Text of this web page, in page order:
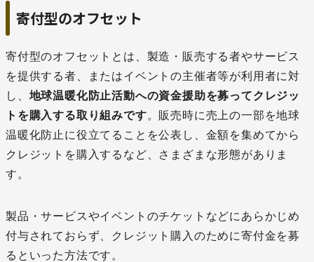
寄付型のオフセット
寄付型のオフセットとは、製造・販売する者やサービス
を提供する者、またはイベントの主催者等が利用者に対
し、 地球温暖化防止活動への資金援助を募ってクレジッ
トを購入する取り組みです。販売時に売上の一部を地球
温暖化防止に役立てることを公表し、金額を集めてから
クレジットを購入するなど、さまざまな形態がありま
す。
製品・サービスやイベントのチケットなどにあらかじめ
付与されておらず、クレジット購入のために寄付金を募
るといった方法です。